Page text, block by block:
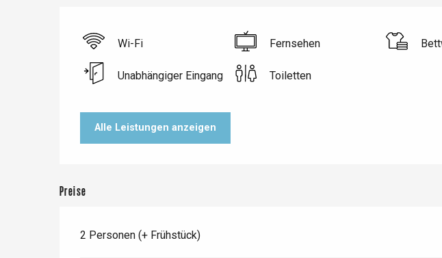
Rouen
Wi-Fi Fernsehen
Unabhängiger Eingang Toiletten
Alle Leistungen anzeigen
Preise
2 Personen (+ Frühstück)